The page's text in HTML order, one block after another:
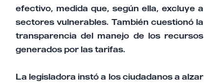
efectivo, medida que, según ella, excluye a
sectores vulnerables. También cuestionó la
transparencia del manejo de los recursos
generados por las tarifas.
La legisladora instó a los ciudadanos a alzar